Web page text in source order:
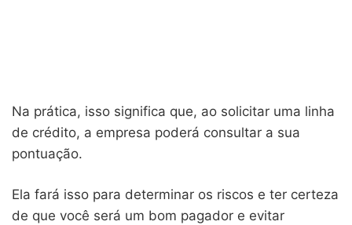
Na prática, isso significa que, ao solicitar uma linha
de crédito, a empresa poderá consultar a sua
pontuação.
Ela fará isso para determinar os riscos e ter certeza
de que você será um bom pagador e evitar